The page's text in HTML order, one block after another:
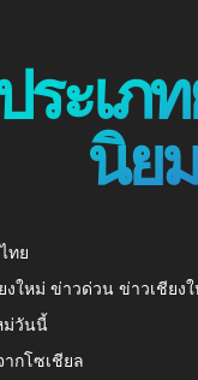
ระเภ
นิยม
ทย
งใหม่ ข่าวด่วน ข่าวเชียง
ม่วันนี้
ากโซเชียล